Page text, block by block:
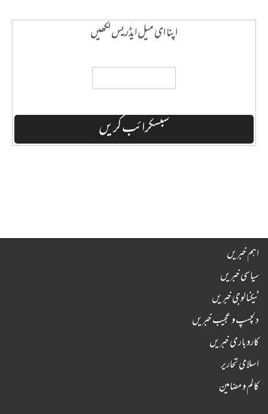
اپنا ای میل ایڈریس لکھیں
اہم خبریں
سیاسی خبریں
ٹیکنالوجی خبریں
دلچسپ و عجیب خبریں
کاروباری خبریں
اسلامی تحاریر
کالم و مضامین